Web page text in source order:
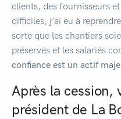
clients, des fournisseurs
difficiles, j’ai eu à
sorte que les chantiers
préservés et les salariés
confiance est un actif
Après la cession,
président de La